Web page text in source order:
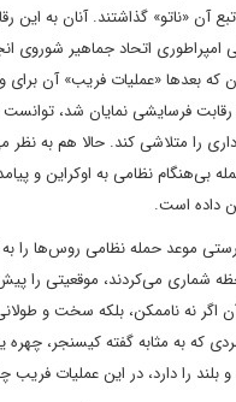
آن «ناتو» گذاشتند. آنان به این
امپراطوری اتحاد جماهیر شوروی
که بعدها «عملیات فریب» آن
فرسایشی نمایان شد،
را متلاشی کند. حالا هم به
بی‌هنگام نظامی به اوکراین و
داده است.
موعد حمله نظامی روس‌ها را
شماری می‌کردند، موقعیتی را
اگر نه ناممکن، بلکه سخت و
که به مثابه گفته کیسنجر،
و بلند را دارد، در این عملیات فریب